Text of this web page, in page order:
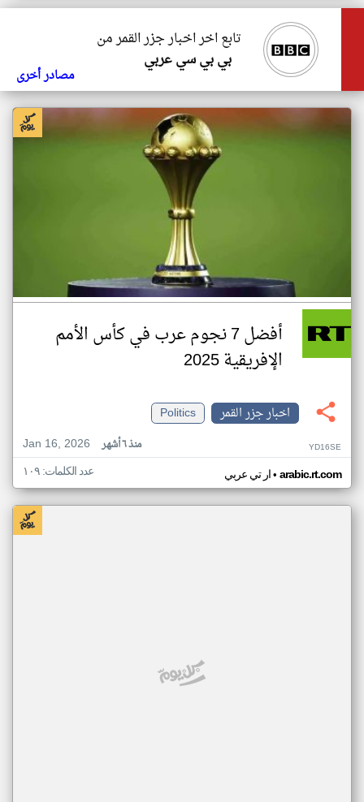
تابع اخر اخبار جزر القمر من
بي بي سي عربي
مصادر أخرى
أفضل 7 نجوم عرب في كأس الأمم
الإفريقية 2025
اخبار جزر القمر
Politics
Jan 16, 2026
منذ ٦ أشهر YD16SE
ار تي عربي• arabic.rt.com عدد الكلمات: ١٠٩